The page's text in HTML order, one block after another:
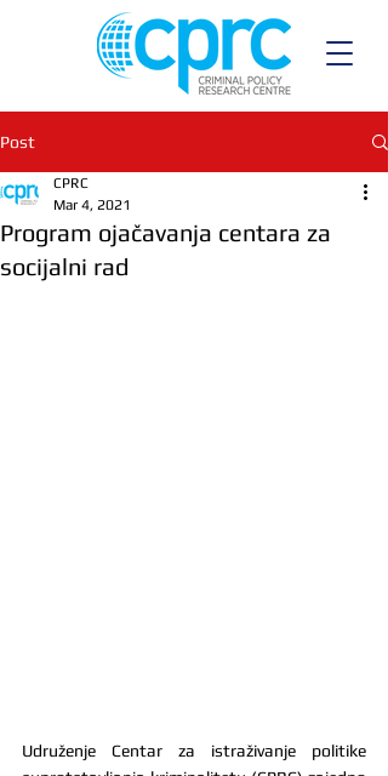
Post
Program ojačavanja centara za
socijalni rad
CPRC
Mar 4, 2021
Udruženje Centar za istraživanje politike